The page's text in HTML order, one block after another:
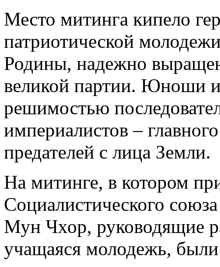
Место митинга кипело
патриотической
Родины, надежно
великой партии. Юноши
решимостью
империалистов –
предателей с лица Земли.
На митинге, в котором
Социалистического
Мун Чхор, руководящие
учащаяся молодежь,